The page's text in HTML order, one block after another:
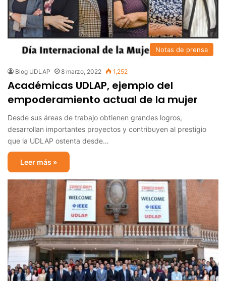
Notas de prensa
Blog UDLAP 8 marzo, 2022 1,252
Académicas UDLAP, ejemplo del
empoderamiento actual de la mujer
Desde sus áreas de trabajo obtienen grandes logros,
desarrollan importantes proyectos y contribuyen al prestigio
que la UDLAP ostenta desde…
Leer más »